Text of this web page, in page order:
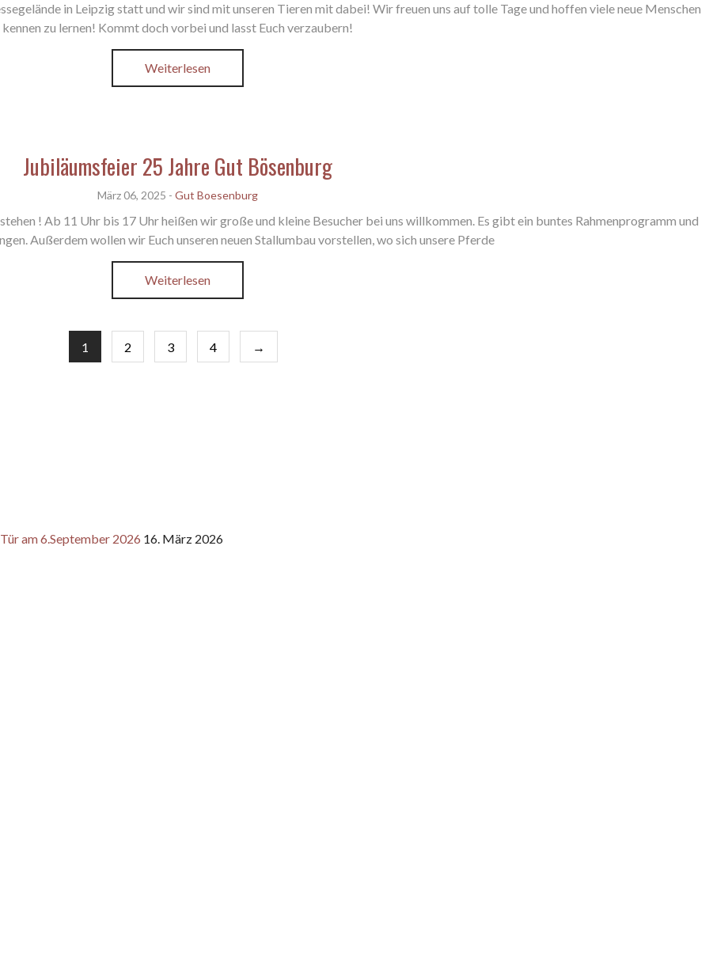
in Leipzig statt und wir sind mit unseren Tieren mit dabei! Wir freuen uns auf tolle Tage und hoffen viele neue Menschen
kennen zu lernen! Kommt doch vorbei und lasst Euch verzaubern!
Weiterlesen
Jubiläumsfeier 25 Jahre Gut Bösenburg
März 06, 2025 - Gut Boesenburg
! Ab 11 Uhr bis 17 Uhr heißen wir große und kleine Besucher bei uns willkommen. Es gibt ein buntes Rahmenprogramm und
Außerdem wollen wir Euch unseren neuen Stallumbau vorstellen, wo sich unsere Pferde
Weiterlesen
1 2 3 4 →
am 6.September 2026 16. März 2026